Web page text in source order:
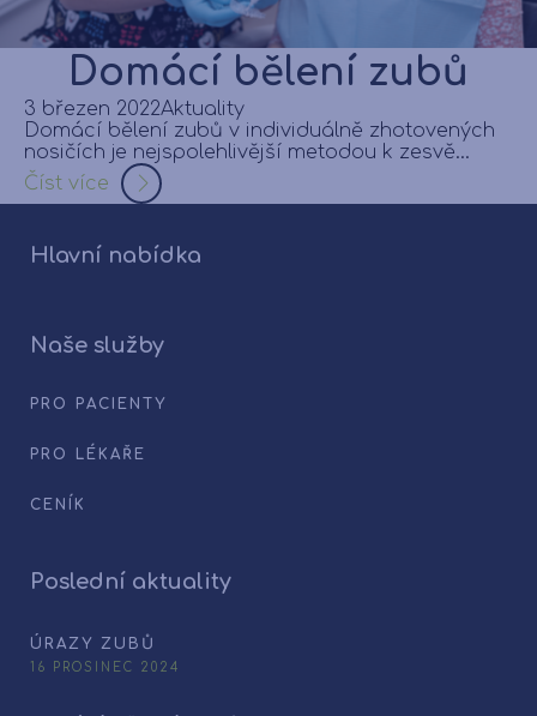
Domácí bělení zubů
3 březen 2022Aktuality
Domácí bělení zubů v individuálně zhotovených
nosičích je nejspolehlivější metodou k zesvě...
Číst více
Hlavní nabídka
Naše služby
PRO PACIENTY
PRO LÉKAŘE
CENÍK
Poslední aktuality
ÚRAZY ZUBŮ
16 PROSINEC 2024